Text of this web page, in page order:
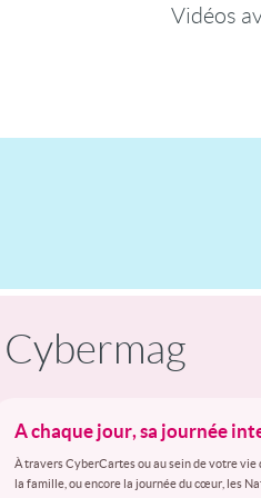
Vidéos
Cybermag
A chaque jour, sa journée
À travers CyberCartes ou au sein de votre
la famille, ou encore la journée du cœur, les